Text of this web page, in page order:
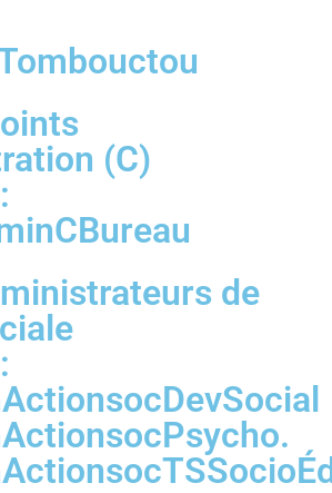
(C)
de